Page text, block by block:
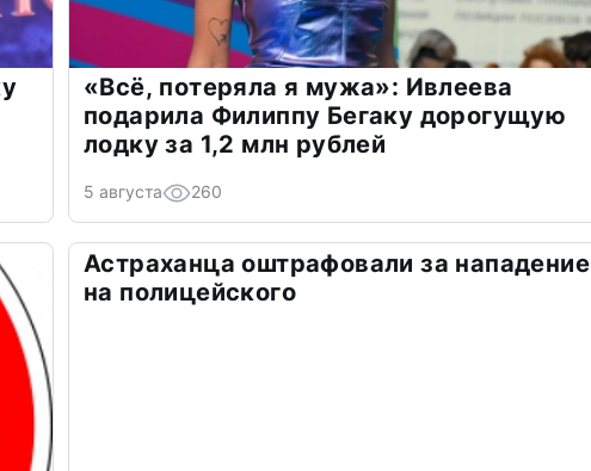
«Всё, потеряла я мужа»: Ивлеева
подарила Филиппу Бегаку дорогущую
лодку за 1,2 млн рублей
5 августа 260
Астраханца оштрафовали за нападение
на полицейского